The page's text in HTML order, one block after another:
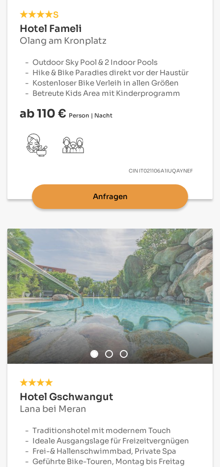
S
Hotel Fameli
Olang am Kronplatz
Outdoor Sky Pool & 2 Indoor Pools
Hike & Bike Paradies direkt vor der Haustür
Kostenloser Bike Verleih in allen Größen
Betreute Kids Area mit Kinderprogramm
ab 110 € Person | Nacht
CIN IT021106A1IUQAYNEF
Anfragen
Hotel Gschwangut
Lana bei Meran
Traditionshotel mit modernem Touch
Ideale Ausgangslage für Freizeitvergnügen
Frei-& Hallenschwimmbad, Private Spa
Geführte Bike-Touren, Montag bis Freitag